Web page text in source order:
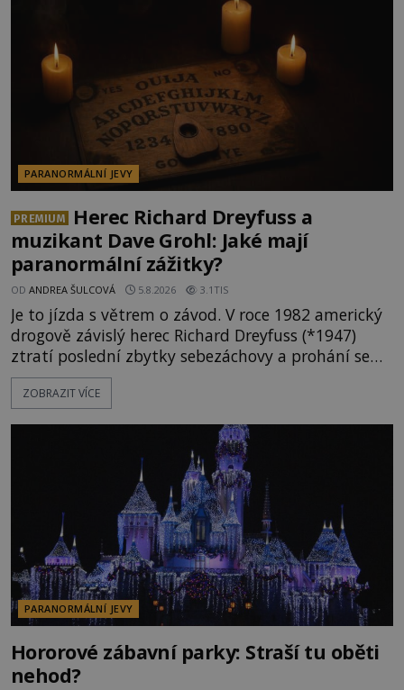
PARANORMÁLNÍ JEVY
PREMIUM
Herec Richard Dreyfuss a
muzikant Dave Grohl: Jaké mají
paranormální zážitky?
OD ANDREA ŠULCOVÁ 5.8.2026 3.1TIS
Je to jízda s větrem o závod. V roce 1982 americký
drogově závislý herec Richard Dreyfuss (*1947)
ztratí poslední zbytky sebezáchovy a prohání se
po silnicích ve svém mercedesu jako utržený ze
řetězu. Vše vyvrcholí katastrofou, když to Dreyfuss
následně nalezne schovaný kokain. Tímto
momentem se slavnému
ZOBRAZIT VÍCE
PARANORMÁLNÍ JEVY
Hororové zábavní parky: Straší tu oběti
nehod?